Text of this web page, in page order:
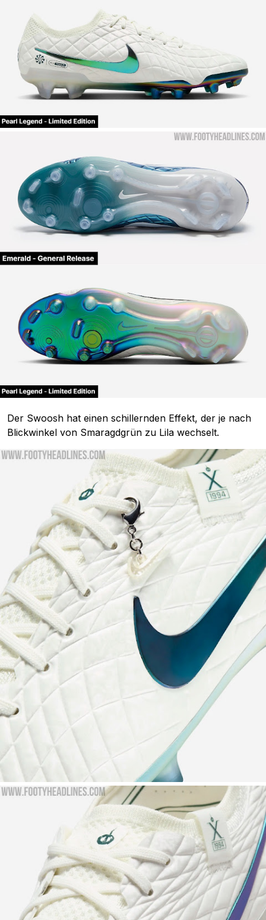
Der Swoosh hat einen schillernden Effekt, der je nach
Blickwinkel von Smaragdgrün zu Lila wechselt.